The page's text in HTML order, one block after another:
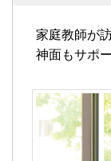
家庭教師が
神面もサポ